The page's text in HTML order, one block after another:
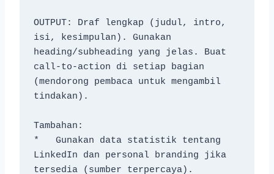
OUTPUT: Draf lengkap (judul, intro,
isi, kesimpulan). Gunakan
heading/subheading yang jelas. Buat
call-to-action di setiap bagian
(mendorong pembaca untuk mengambil
tindakan).
Tambahan:
*   Gunakan data statistik tentang
LinkedIn dan personal branding jika
tersedia (sumber terpercaya).